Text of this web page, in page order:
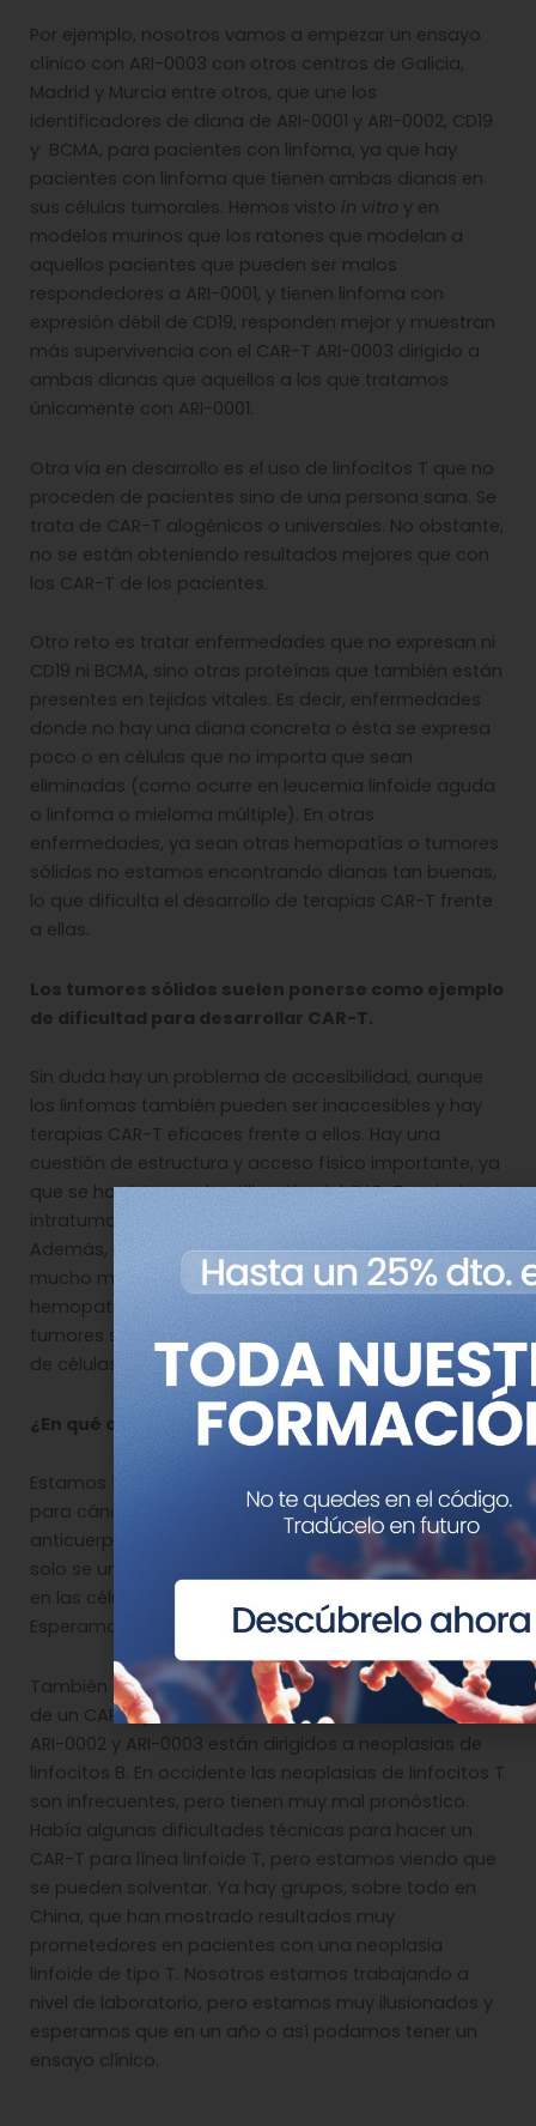
Por ejemplo, nosotros vamos a empezar un ensayo
clínico con ARI-0003 con otros centros de Galicia,
Madrid y Murcia entre otros, que une los
identificadores de diana de ARI-0001 y ARI-0002, CD19
y BCMA, para pacientes con linfoma, ya que hay
pacientes con linfoma que tienen ambas dianas en
sus células tumorales. Hemos visto in vitro y en
modelos murinos que los ratones que modelan a
aquellos pacientes que pueden ser malos
respondedores a ARI-0001, y tienen linfoma con
expresión débil de CD19, responden mejor y muestran
más supervivencia con el CAR-T ARI-0003 dirigido a
ambas dianas que aquellos a los que tratamos
únicamente con ARI-0001.
Otra vía en desarrollo es el uso de linfocitos T que no
proceden de pacientes sino de una persona sana. Se
trata de CAR-T alogénicos o universales. No obstante,
no se están obteniendo resultados mejores que con
los CAR-T de los pacientes.
Otro reto es tratar enfermedades que no expresan ni
CD19 ni BCMA, sino otras proteínas que también están
presentes en tejidos vitales. Es decir, enfermedades
donde no hay una diana concreta o ésta se expresa
poco o en células que no importa que sean
eliminadas (como ocurre en leucemia linfoide aguda
o linfoma o mieloma múltiple). En otras
enfermedades, ya sean otras hemopatías o tumores
sólidos no estamos encontrando dianas tan buenas,
lo que dificulta el desarrollo de terapias CAR-T frente
a ellas.
Los tumores sólidos suelen ponerse como ejemplo
de dificultad para desarrollar CAR-T.
Sin duda hay un problema de accesibilidad, aunque
los linfomas también pueden ser inaccesibles y hay
terapias CAR-T eficaces frente a ellos. Hay una
cuestión de estructura y acceso físico importante, ya
que se ha visto que la utilización del CAR-T a nivel
intratumoral es más eficaz que la intravenosa.
Además, el sistema inmunitario de un tumor sólido es
mucho más hostil que el que se presente en una
hemopatía. No obstante, la principal limitación en
tumores sólidos es identificar un antígeno específico
de células tumorales.
¿En qué otros proyectos están trabajando?
Estamos trabajando en el desarrollo de un CAR-T
para cáncer de mama en el que el diseño del
anticuerpo monoclonal se ha hecho de forma que
solo se una a proteínas que se expresan mucho más
en las células malignas que en células normales.
Esperamos empezar el ensayo clínico en un año.
También estamos muy ilusionados con el desarrollo
de un CAR-T para línea linfoide T. Los CAR-T ARI-0001,
ARI-0002 y ARI-0003 están dirigidos a neoplasias de
linfocitos B. En occidente las neoplasias de linfocitos T
son infrecuentes, pero tienen muy mal pronóstico.
Había algunas dificultades técnicas para hacer un
CAR-T para línea linfoide T, pero estamos viendo que
se pueden solventar. Ya hay grupos, sobre todo en
China, que han mostrado resultados muy
prometedores en pacientes con una neoplasia
linfoide de tipo T. Nosotros estamos trabajando a
nivel de laboratorio, pero estamos muy ilusionados y
esperamos que en un año o así podamos tener un
ensayo clínico.